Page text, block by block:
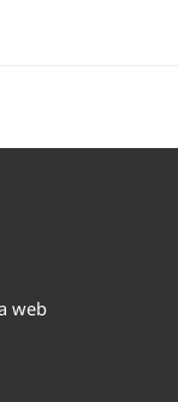
web